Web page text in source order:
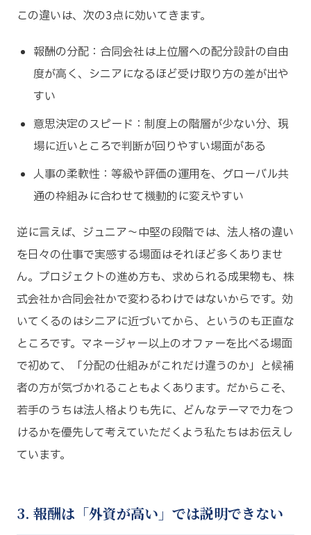
この違いは、次の3点に効いてきます。
報酬の分配：合同会社は上位層への配分設計の自由
度が高く、シニアになるほど受け取り方の差が出や
すい
意思決定のスピード：制度上の階層が少ない分、現
場に近いところで判断が回りやすい場面がある
人事の柔軟性：等級や評価の運用を、グローバル共
通の枠組みに合わせて機動的に変えやすい
逆に言えば、ジュニア〜中堅の段階では、法人格の違い
を日々の仕事で実感する場面はそれほど多くありませ
ん。プロジェクトの進め方も、求められる成果物も、株
式会社か合同会社かで変わるわけではないからです。効
いてくるのはシニアに近づいてから、というのも正直な
ところです。マネージャー以上のオファーを比べる場面
で初めて、「分配の仕組みがこれだけ違うのか」と候補
者の方が気づかれることもよくあります。だからこそ、
若手のうちは法人格よりも先に、どんなテーマで力をつ
けるかを優先して考えていただくよう私たちはお伝えし
ています。
3. 報酬は「外資が高い」では説明できない